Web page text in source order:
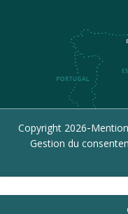
Copyright 2026-
Gestion du